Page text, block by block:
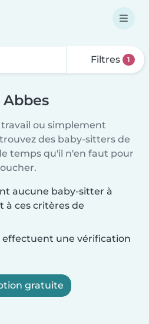
Filtres 1
ou simplement
des baby-sitters de
temps qu'il n'en faut pour
aucune baby-sitter à
à ces critères de
effectuent une vérification
gratuite